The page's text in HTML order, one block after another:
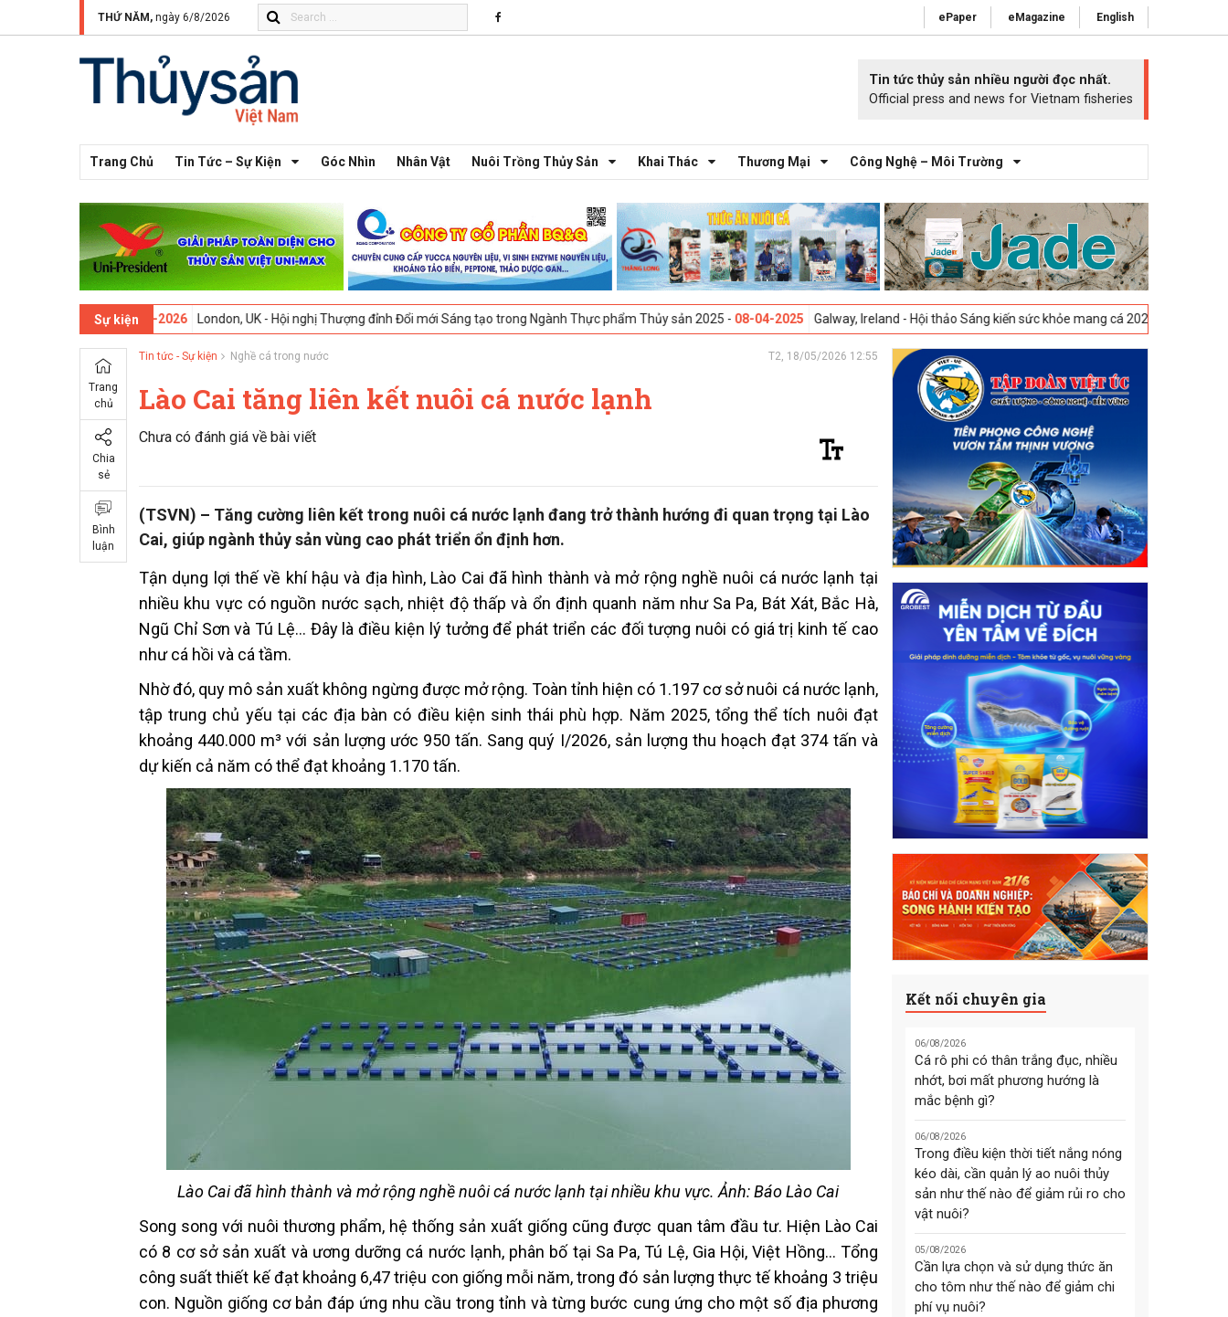
THỨ NĂM, ngày 6/8/2026 ePaper eMagazine English
Tin tức thủy sản nhiều người đọc nhất.
Official press and news for Vietnam fisheries
Trang Chủ Tin Tức – Sự Kiện Góc Nhìn Nhân Vật Nuôi Trồng Thủy Sản Khai Thác Thương Mại Công Nghệ – Môi Trường
Sự kiện
09-02-2026 London, UK - Hội nghị Thượng đỉnh Đổi mới Sáng tạo trong Ngành Thực phẩm Thủy sản 2025 -08-04-2025 Galway, Ireland - Hội thảo Sáng kiến sức khỏe mang cá 2025 -23-04-2025
Trang
chủ
Chia
sẻ
Bình
luận
Tin tức - Sự kiện Nghề cá trong nước T2, 18/05/2026 12:55
Lào Cai tăng liên kết nuôi cá nước lạnh
Chưa có đánh giá về bài viết
(TSVN) – Tăng cường liên kết trong nuôi cá nước lạnh đang trở thành hướng đi quan trọng tại Lào
Cai, giúp ngành thủy sản vùng cao phát triển ổn định hơn.
Tận dụng lợi thế về khí hậu và địa hình, Lào Cai đã hình thành và mở rộng nghề nuôi cá nước lạnh tại
nhiều khu vực có nguồn nước sạch, nhiệt độ thấp và ổn định quanh năm như Sa Pa, Bát Xát, Bắc Hà,
Ngũ Chỉ Sơn và Tú Lệ… Đây là điều kiện lý tưởng để phát triển các đối tượng nuôi có giá trị kinh tế cao
như cá hồi và cá tầm.
Nhờ đó, quy mô sản xuất không ngừng được mở rộng. Toàn tỉnh hiện có 1.197 cơ sở nuôi cá nước lạnh,
tập trung chủ yếu tại các địa bàn có điều kiện sinh thái phù hợp. Năm 2025, tổng thể tích nuôi đạt
khoảng 440.000 m³ với sản lượng ước 950 tấn. Sang quý I/2026, sản lượng thu hoạch đạt 374 tấn và
dự kiến cả năm có thể đạt khoảng 1.170 tấn.
Lào Cai đã hình thành và mở rộng nghề nuôi cá nước lạnh tại nhiều khu vực. Ảnh: Báo Lào Cai
Song song với nuôi thương phẩm, hệ thống sản xuất giống cũng được quan tâm đầu tư. Hiện Lào Cai
có 8 cơ sở sản xuất và ương dưỡng cá nước lạnh, phân bố tại Sa Pa, Tú Lệ, Gia Hội, Việt Hồng… Tổng
công suất thiết kế đạt khoảng 6,47 triệu con giống mỗi năm, trong đó sản lượng thực tế khoảng 3 triệu
con. Nguồn giống cơ bản đáp ứng nhu cầu trong tỉnh và từng bước cung ứng cho một số địa phương
Kết nối chuyên gia
06/08/2026
Cá rô phi có thân trắng đục, nhiều
nhớt, bơi mất phương hướng là
mắc bệnh gì?
06/08/2026
Trong điều kiện thời tiết nắng nóng
kéo dài, cần quản lý ao nuôi thủy
sản như thế nào để giảm rủi ro cho
vật nuôi?
05/08/2026
Cần lựa chọn và sử dụng thức ăn
cho tôm như thế nào để giảm chi
phí vụ nuôi?